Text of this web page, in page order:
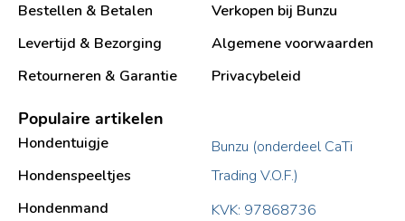
Bestellen & Betalen
Levertijd & Bezorging
Retourneren & Garantie
Verkopen bij Bunzu
Algemene voorwaarden
Privacybeleid
Populaire artikelen
Hondentuigje
Hondenspeeltjes
Hondenmand
Bunzu (onderdeel CaTi
Trading V.O.F.)
KVK: 97868736